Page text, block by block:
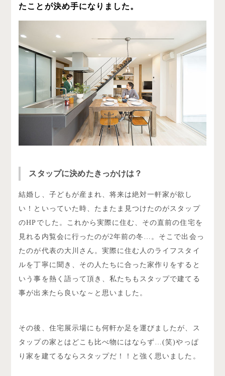
たことが決め手になりました。
スタップに決めたきっかけは？
結婚し、子どもが産まれ、将来は絶対一軒家が欲し
い！といっていた時、たまたま見つけたのがスタップ
のHPでした。これから実際に住む、その直前の住宅を
見れる内覧会に行ったのが2年前の冬…。そこで出会っ
たのが代表の大川さん。実際に住む人のライフスタイ
ルを丁寧に聞き、その人たちに合った家作りをすると
いう事を熱く語って頂き、私たちもスタップで建てる
事が出来たら良いな～と思いました。
その後、住宅展示場にも何軒か足を運びましたが、ス
タップの家とはどこも比べ物にはならず…(笑)やっぱ
り家を建てるならスタップだ！！と強く思いました。